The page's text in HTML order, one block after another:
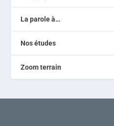
La parole à…
Nos études
Zoom terrain